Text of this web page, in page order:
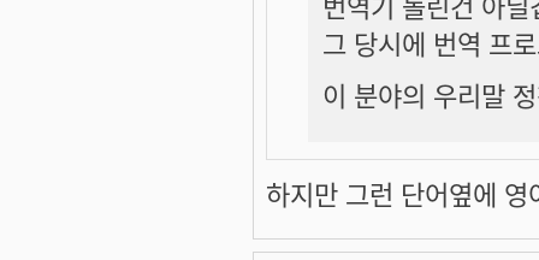
그 당시에 번역 프
이 분야의 우리말
하지만 그런 단어옆에